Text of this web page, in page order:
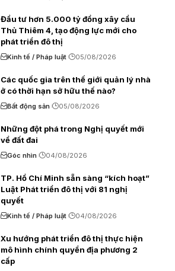
Đầu tư hơn 5.000 tỷ đồng xây cầu
Thủ Thiêm 4, tạo động lực mới cho
phát triển đô thị
Kinh tế / Pháp luật 05/08/2026
Các quốc gia trên thế giới quản lý nhà
ở có thời hạn sở hữu thế nào?
Bất động sản 05/08/2026
Những đột phá trong Nghị quyết mới
về đất đai
Góc nhìn 04/08/2026
TP. Hồ Chí Minh sẵn sàng “kích hoạt”
Luật Phát triển đô thị với 81 nghị
quyết
Kinh tế / Pháp luật 04/08/2026
Xu hướng phát triển đô thị thực hiện
mô hình chính quyền địa phương 2
cấp